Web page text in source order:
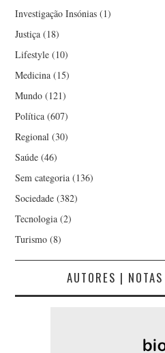
Investigação Insónias (1)
Justiça (18)
Lifestyle (10)
Medicina (15)
Mundo (121)
Política (607)
Regional (30)
Saúde (46)
Sem categoria (136)
Sociedade (382)
Tecnologia (2)
Turismo (8)
AUTORES |